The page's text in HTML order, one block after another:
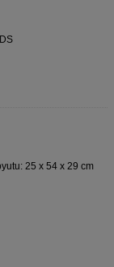
25 x 54 x 29 cm